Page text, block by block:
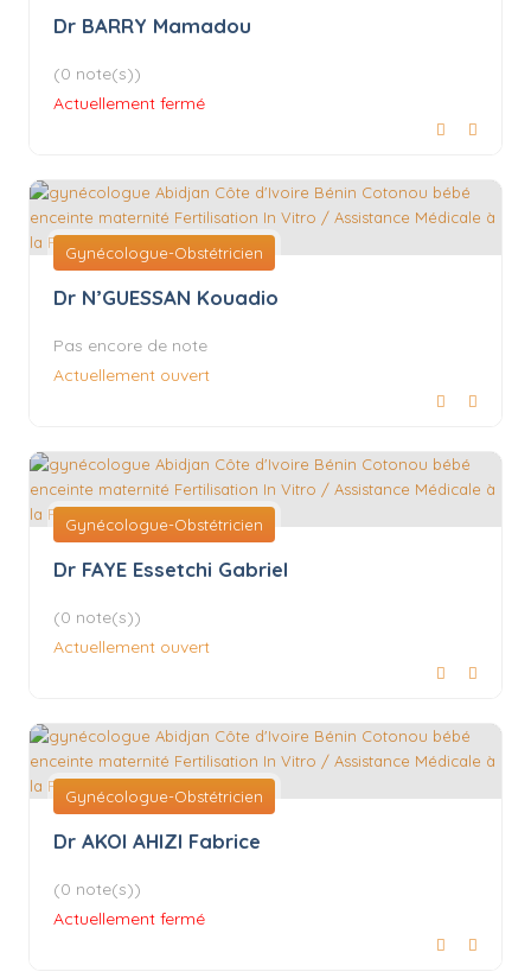
Dr BARRY Mamadou
(0 note(s))
Actuellement fermé
Gynécologue-Obstétricien
Dr N’GUESSAN Kouadio
Pas encore de note
Actuellement ouvert
Gynécologue-Obstétricien
Dr FAYE Essetchi Gabriel
(0 note(s))
Actuellement ouvert
Gynécologue-Obstétricien
Dr AKOI AHIZI Fabrice
(0 note(s))
Actuellement fermé